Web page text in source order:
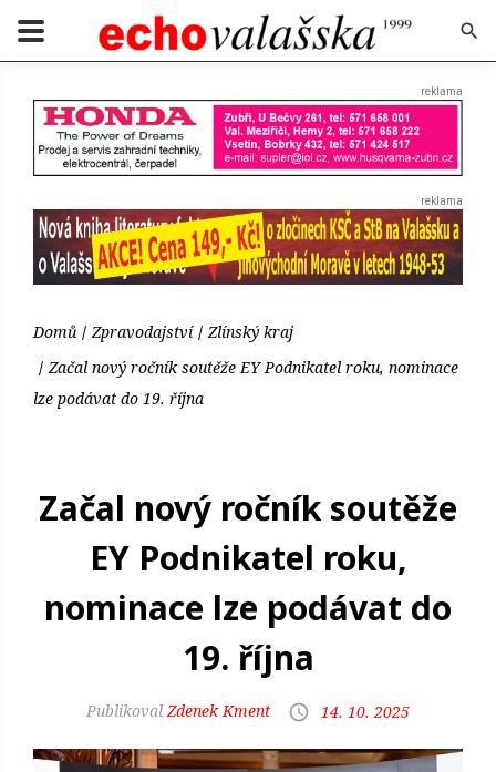
Domů Zpravodajství
Zlínský kraj
Začal nový ročník soutěže EY Podnikatel roku, nominace
lze podávat do 19. října
Začal nový ročník soutěže
EY Podnikatel roku,
nominace lze podávat do
19. října
Zdenek Kment 14. 10. 2025